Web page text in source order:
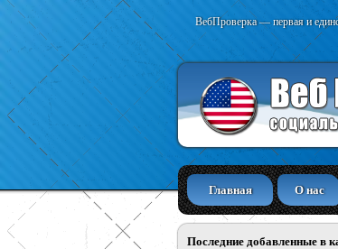
ВебПроверка — первая и
Главная О нас
Последние добавленные в